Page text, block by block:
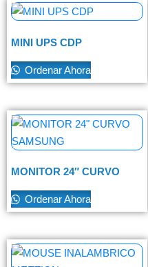
MINI UPS CDP
Ordenar Ahora
MONITOR 24″ CURVO
Ordenar Ahora